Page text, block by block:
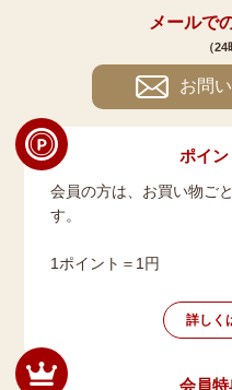
メールで
（
お問
ポイ
会員の方は、お買い物ご
す。
1ポイント＝1円
詳しく
会員